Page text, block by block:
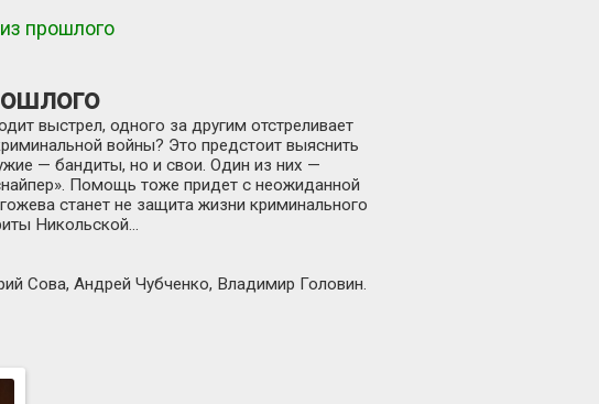
прошлого
выстрел, одного за другим отстреливает
войны? Это предстоит выяснить
— бандиты, но и свои. Один из них —
Помощь тоже придет с неожиданной
станет не защита жизни криминального
Никольской…
Сова, Андрей Чубченко, Владимир Головин.